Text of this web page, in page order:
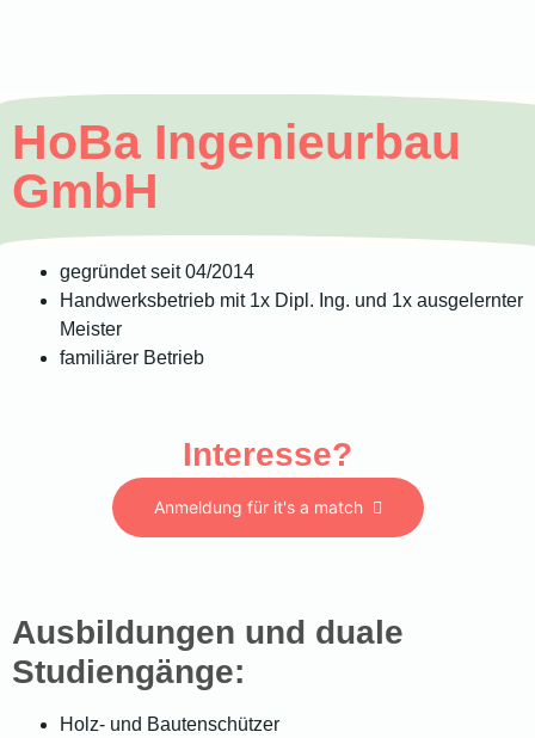
HoBa Ingenieurbau
GmbH
gegründet seit 04/2014
Handwerksbetrieb mit 1x Dipl. Ing. und 1x ausgelernter
Meister
familiärer Betrieb
Interesse?
Anmeldung für it's a match
Ausbildungen und duale
Studiengänge:
Holz- und Bautenschützer